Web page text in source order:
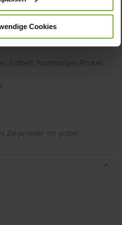
Cookies
Obermaterial (LEATHER
Futter / Decksohle
Fußbett, Nachhaltiges Produkt,
Ziegenleder mit grober